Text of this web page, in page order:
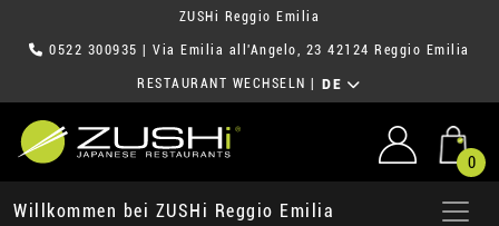
ZUSHi Reggio Emilia
0522 300935 | Via Emilia all'Angelo, 23 42124 Reggio Emilia
RESTAURANT WECHSELN DE
0
Willkommen bei ZUSHi Reggio Emilia